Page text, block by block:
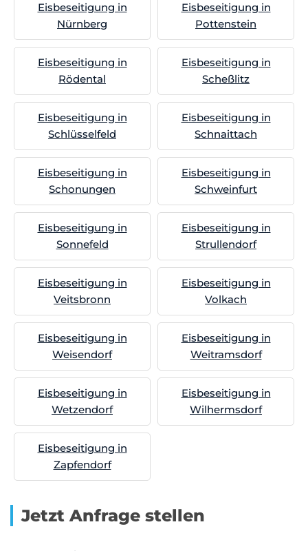
Eisbeseitigung in
Nürnberg
Eisbeseitigung in
Pottenstein
Eisbeseitigung in
Rödental
Eisbeseitigung in
Scheßlitz
Eisbeseitigung in
Schlüsselfeld
Eisbeseitigung in
Schnaittach
Eisbeseitigung in
Schonungen
Eisbeseitigung in
Schweinfurt
Eisbeseitigung in
Sonnefeld
Eisbeseitigung in
Strullendorf
Eisbeseitigung in
Veitsbronn
Eisbeseitigung in
Volkach
Eisbeseitigung in
Weisendorf
Eisbeseitigung in
Weitramsdorf
Eisbeseitigung in
Wetzendorf
Eisbeseitigung in
Wilhermsdorf
Eisbeseitigung in
Zapfendorf
Jetzt Anfrage stellen